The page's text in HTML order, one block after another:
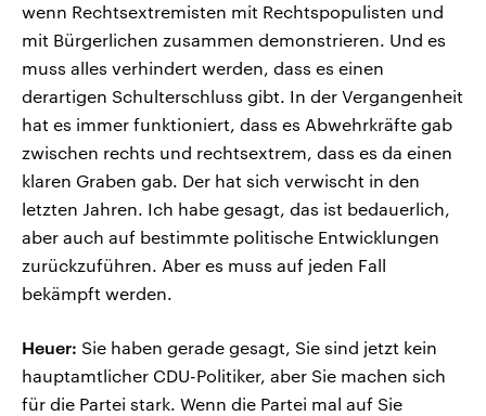
wenn Rechtsextremisten mit Rechtspopulisten und
mit Bürgerlichen zusammen demonstrieren. Und es
muss alles verhindert werden, dass es einen
derartigen Schulterschluss gibt. In der Vergangenheit
hat es immer funktioniert, dass es Abwehrkräfte gab
zwischen rechts und rechtsextrem, dass es da einen
klaren Graben gab. Der hat sich verwischt in den
letzten Jahren. Ich habe gesagt, das ist bedauerlich,
aber auch auf bestimmte politische Entwicklungen
zurückzuführen. Aber es muss auf jeden Fall
bekämpft werden.
Heuer: Sie haben gerade gesagt, Sie sind jetzt kein
hauptamtlicher CDU-Politiker, aber Sie machen sich
für die Partei stark. Wenn die Partei mal auf Sie